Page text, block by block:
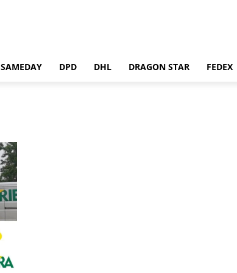
SAMEDAY DPD DHL DRAGON STAR FEDEX